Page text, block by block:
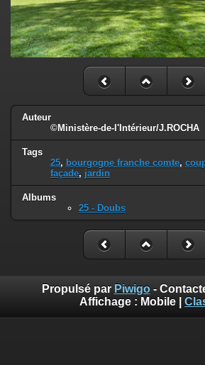
Auteur
©Ministère-de-l'Intérieur/J.ROCHA
Tags
25, bourgogne franche comte,
façade, jardin
Albums
25 - Doubs
Propulsé par Piwigo-
Affichage : Mobile